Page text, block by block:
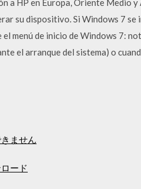
su dispositivo. Si Windows 7
menú de inicio de Windows 7:
el arranque del sistema) o
ません
ード